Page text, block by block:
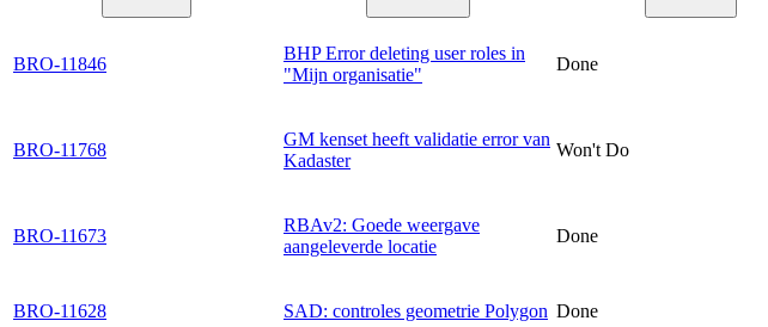
BRO-11846
BHP Error deleting user roles in
"Mijn organisatie"
Done
BRO-11768
GM kenset heeft validatie error van
Kadaster
Won't Do
BRO-11673
RBAv2: Goede weergave
aangeleverde locatie
Done
BRO-11628 SAD: controles geometrie Polygon Done